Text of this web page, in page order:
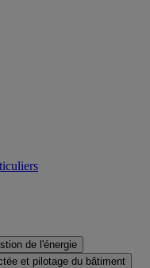
de l'énergie
et pilotage du bâtiment